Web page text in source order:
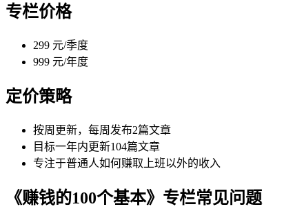
专栏价格
299 元/季度
999 元/年度
定价策略
按周更新，每周发布2篇文章
目标一年内更新104篇文章
专注于普通人如何赚取上班以外的收入
《赚钱的100个基本》专栏常见问题